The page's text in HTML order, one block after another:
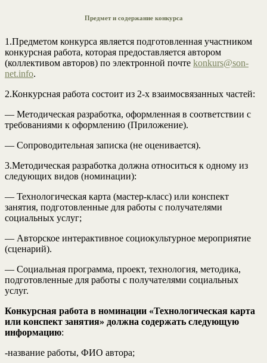
Предмет и содержание конкурса
1.Предметом конкурса является подготовленная участником
конкурсная работа, которая предоставляется автором
(коллективом авторов) по электронной почте konkurs@son-
net.info.
2.Конкурсная работа состоит из 2-х взаимосвязанных частей:
— Методическая разработка, оформленная в соответствии с
требованиями к оформлению (Приложение).
— Сопроводительная записка (не оценивается).
3.Методическая разработка должна относиться к одному из
следующих видов (номинации):
— Технологическая карта (мастер-класс) или конспект
занятия, подготовленные для работы с получателями
социальных услуг;
— Авторское интерактивное социокультурное мероприятие
(сценарий).
— Социальная программа, проект, технология, методика,
подготовленные для работы с получателями социальных
услуг.
Конкурсная работа в номинации «Технологическая карта
или конспект занятия» должна содержать следующую
информацию:
-название работы, ФИО автора;